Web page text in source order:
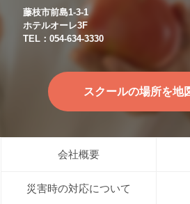
藤枝市前島1-3-1
ホテルオーレ3F
TEL：054-634-3330
スクールの場所を地
会社概要
災害時の対応について